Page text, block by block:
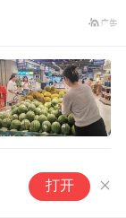
打开